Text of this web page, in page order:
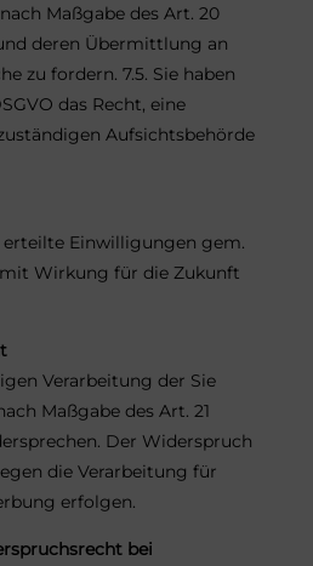
Maßgabe des Art. 20
deren Übermittlung an
zu fordern. 7.5. Sie haben
das Recht, eine
Aufsichtsbehörde
erteilte Einwilligungen gem.
mit Wirkung für die Zukunft
Verarbeitung der Sie
Maßgabe des Art. 21
Der Widerspruch
die Verarbeitung für
erfolgen.
bei